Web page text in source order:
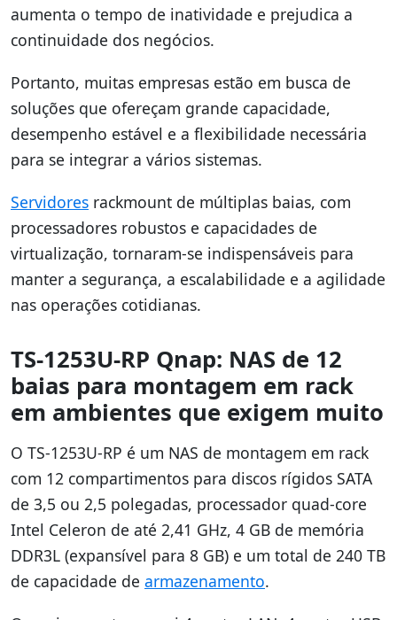
aumenta o tempo de inatividade e prejudica a
continuidade dos negócios.
Portanto, muitas empresas estão em busca de
soluções que ofereçam grande capacidade,
desempenho estável e a flexibilidade necessária
para se integrar a vários sistemas.
Servidores rackmount de múltiplas baias, com
processadores robustos e capacidades de
virtualização, tornaram-se indispensáveis para
manter a segurança, a escalabilidade e a agilidade
nas operações cotidianas.
TS-1253U-RP Qnap: NAS de 12
baias para montagem em rack
em ambientes que exigem muito
O TS-1253U-RP é um NAS de montagem em rack
com 12 compartimentos para discos rígidos SATA
de 3,5 ou 2,5 polegadas, processador quad-core
Intel Celeron de até 2,41 GHz, 4 GB de memória
DDR3L (expansível para 8 GB) e um total de 240 TB
de capacidade de armazenamento.